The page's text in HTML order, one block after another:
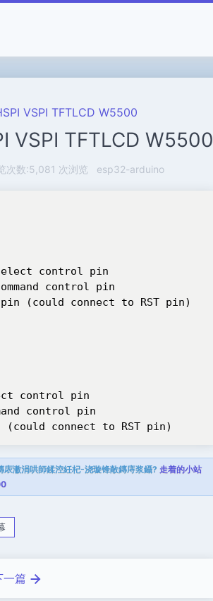
VSPI TFTLCD W5500
VSPI TFTLCD W5500
次数:5,081 次浏览 esp32-arduino
control pin
control pin
(could connect to RST pin)
control pin
control pin
connect to RST pin)
潎涓哄師鍒涳紝杞浇璇锋敞鏄庤浆鑷? 走着的小站
一篇